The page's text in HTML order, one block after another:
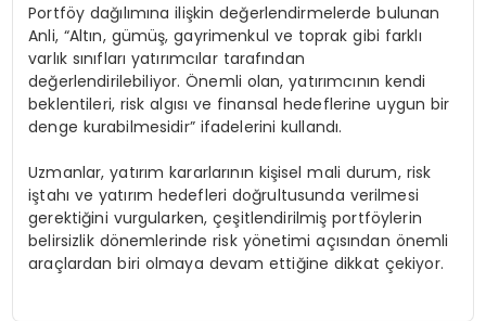
Portföy dağılımına ilişkin değerlendirmelerde bulunan
Anli, “Altın, gümüş, gayrimenkul ve toprak gibi farklı
varlık sınıfları yatırımcılar tarafından
değerlendirilebiliyor. Önemli olan, yatırımcının kendi
beklentileri, risk algısı ve finansal hedeflerine uygun bir
denge kurabilmesidir” ifadelerini kullandı.
Uzmanlar, yatırım kararlarının kişisel mali durum, risk
iştahı ve yatırım hedefleri doğrultusunda verilmesi
gerektiğini vurgularken, çeşitlendirilmiş portföylerin
belirsizlik dönemlerinde risk yönetimi açısından önemli
araçlardan biri olmaya devam ettiğine dikkat çekiyor.